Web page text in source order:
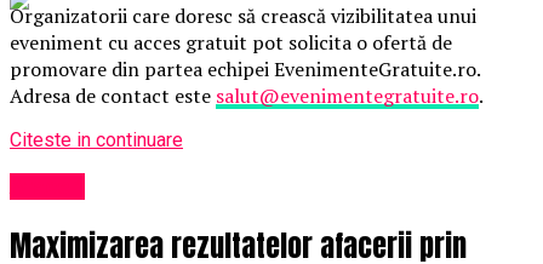
Organizatorii care doresc să crească vizibilitatea unui
eveniment cu acces gratuit pot solicita o ofertă de
promovare din partea echipei EvenimenteGratuite.ro.
Adresa de contact este salut@evenimentegratuite.ro.
Citeste in continuare
Maximizarea rezultatelor afacerii prin